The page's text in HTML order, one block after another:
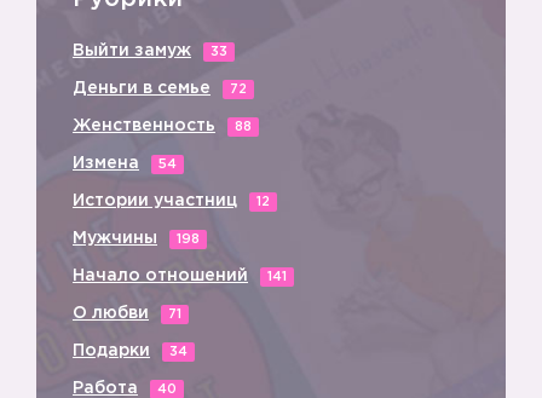
Выйти замуж 33
Деньги в семье 72
Женственность 88
Измена 54
Истории участниц 12
Мужчины 198
Начало отношений 141
О любви 71
Подарки 34
Работа 40